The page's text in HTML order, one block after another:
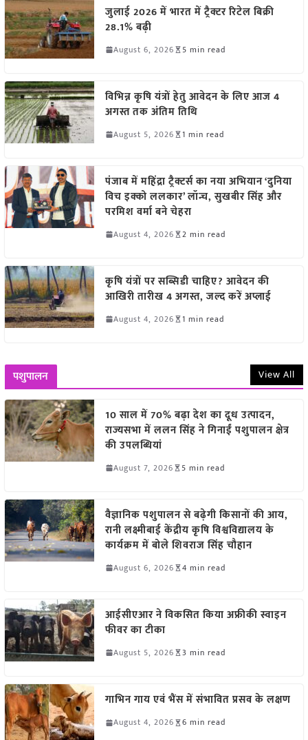
जुलाई 2026 में भारत में ट्रैक्टर रिटेल बिक्री
28.1% बढ़ी
August 6, 2026 5 min read
विभिन्न कृषि यंत्रों हेतु आवेदन के लिए आज 4
अगस्त तक अंतिम तिथि
August 5, 2026 1 min read
पंजाब में महिंद्रा ट्रैक्टर्स का नया अभियान ‘दुनिया
विच इक्को ललकार’ लॉन्च, सुखबीर सिंह और
परमिश वर्मा बने चेहरा
August 4, 2026 2 min read
कृषि यंत्रों पर सब्सिडी चाहिए? आवेदन की
आखिरी तारीख 4 अगस्त, जल्द करें अप्लाई
August 4, 2026 1 min read
पशुपालन View All
10 साल में 70% बढ़ा देश का दूध उत्पादन,
राज्यसभा में ललन सिंह ने गिनाईं पशुपालन क्षेत्र
की उपलब्धियां
August 7, 2026 5 min read
वैज्ञानिक पशुपालन से बढ़ेगी किसानों की आय,
रानी लक्ष्मीबाई केंद्रीय कृषि विश्वविद्यालय के
कार्यक्रम में बोले शिवराज सिंह चौहान
August 6, 2026 4 min read
आईसीएआर ने विकसित किया अफ्रीकी स्वाइन
फीवर का टीका
August 5, 2026 3 min read
गाभिन गाय एवं भैंस में संभावित प्रसव के लक्षण
August 4, 2026 6 min read